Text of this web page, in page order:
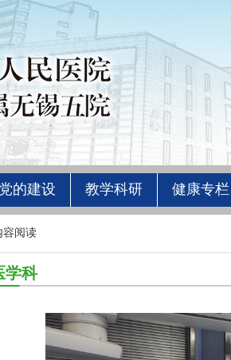
党的建设 教学科研 健康专栏
容阅读
学科